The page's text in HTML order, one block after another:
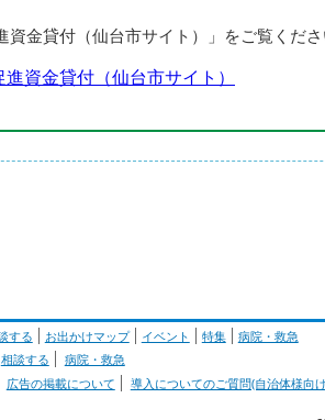
資金貸付（仙台市サイト）」をご覧くださ
資金貸付（仙台市サイト）
する お出かけマップ イベント 特集
病院・救急
相談する
病院・救急
広告の掲載について 導入についてのご質問(自治体様向